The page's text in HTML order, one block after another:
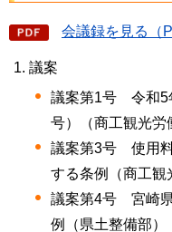
会議録を見る（
議案
議案第1号
令和5
号）（商工観光労
議案第3号
使用
する条例（商工観
議案第4号
宮崎
例（県土整備部）